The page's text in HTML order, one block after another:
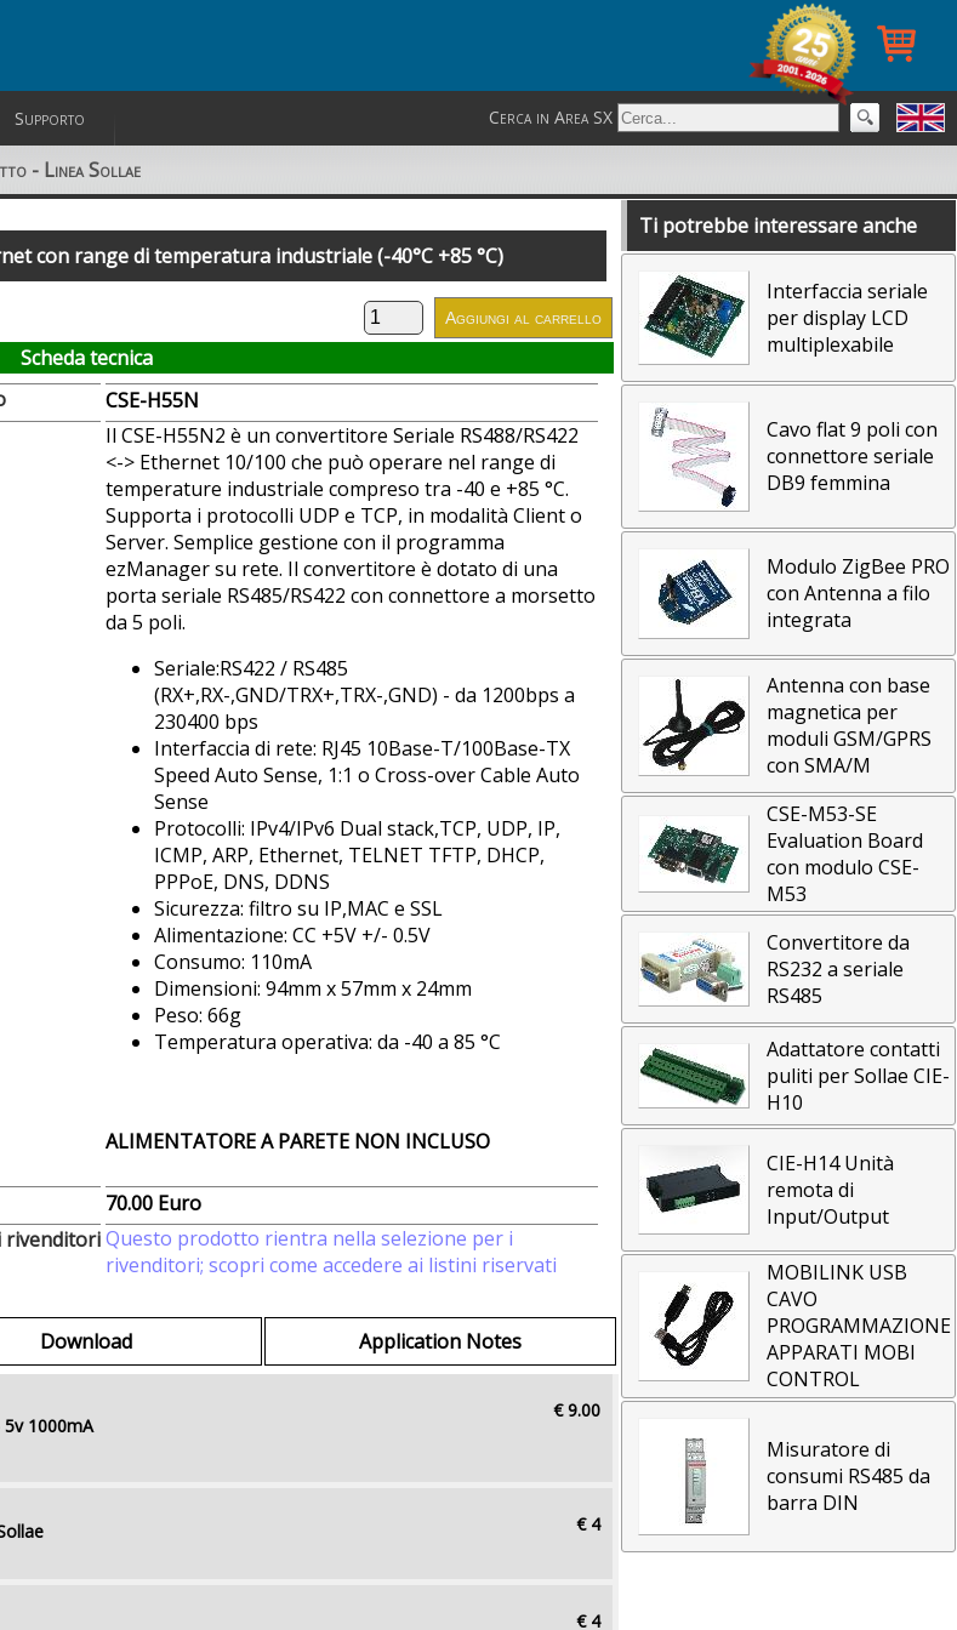
Supporto Cerca in Area SX
- Linea Sollae
con range di temperatura industriale (-40°C +85 °C)
Scheda tecnica
CSE-H55N
Il CSE-H55N2 è un convertitore Seriale RS488/RS422
<-> Ethernet 10/100 che può operare nel range di
temperature industriale compreso tra -40 e +85 °C.
Supporta i protocolli UDP e TCP, in modalità Client o
Server. Semplice gestione con il programma
ezManager su rete. Il convertitore è dotato di una
porta seriale RS485/RS422 con connettore a morsetto
da 5 poli.
Seriale:RS422 / RS485
(RX+,RX-,GND/TRX+,TRX-,GND) - da 1200bps a
230400 bps
Interfaccia di rete: RJ45 10Base-T/100Base-TX
Speed Auto Sense, 1:1 o Cross-over Cable Auto
Sense
Protocolli: IPv4/IPv6 Dual stack,TCP, UDP, IP,
ICMP, ARP, Ethernet, TELNET TFTP, DHCP,
PPPoE, DNS, DDNS
Sicurezza: filtro su IP,MAC e SSL
Alimentazione: CC +5V +/- 0.5V
Consumo: 110mA
Dimensioni: 94mm x 57mm x 24mm
Peso: 66g
Temperatura operativa: da -40 a 85 °C
ALIMENTATORE A PARETE NON INCLUSO
70.00 Euro
rivenditoriQuesto prodotto rientra nella selezione per i
rivenditori; scopri come accedere ai listini riservati
Download Application Notes
1000mA
€ 9.00
€ 4
€ 4
Ti potrebbe interessare anche
Interfaccia seriale
per display LCD
multiplexabile
Cavo flat 9 poli con
connettore seriale
DB9 femmina
Modulo ZigBee PRO
con Antenna a filo
integrata
Antenna con base
magnetica per
moduli GSM/GPRS
con SMA/M
CSE-M53-SE
Evaluation Board
con modulo CSE-
M53
Convertitore da
RS232 a seriale
RS485
Adattatore contatti
puliti per Sollae CIE-
H10
CIE-H14 Unità
remota di
Input/Output
MOBILINK USB
CAVO
PROGRAMMAZIONE
APPARATI MOBI
CONTROL
Misuratore di
consumi RS485 da
barra DIN